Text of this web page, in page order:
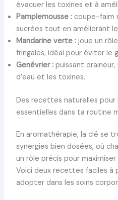
évacuer les toxines et à
Pamplemousse :coupe-faim
sucrées tout en améliorant
Mandarine verte :joue un
fringales, idéal pour éviter le
Genévrier :puissant
d’eau et les toxines.
Des recettes naturelles pour
essentielles dans ta routine
En aromathérapie, la clé se
synergies bien dosées, où
un rôle précis pour
Voici deux recettes faciles à
adopter dans les soins